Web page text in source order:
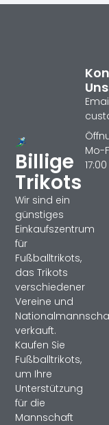
Billige
Trikots
Wir sind ein
günstiges
Einkaufszentrum
für
Fußballtrikots,
das Trikots
verschiedener
Vereine und
verkauft.
Kaufen Sie
Fußballtrikots,
um Ihre
Unterstützung
für die
Mannschaft
Uns
Mo-